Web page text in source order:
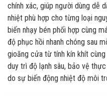
chính xác, giúp người dùng dễ
nhiệt phù hợp cho từng loại
biến nhạy bén phối hợp cùng
độ phục hồi nhanh chóng sau
gioăng cửa từ tính kín khít
duy trì độ lạnh sâu, bảo vệ
do sự biến động nhiệt độ môi